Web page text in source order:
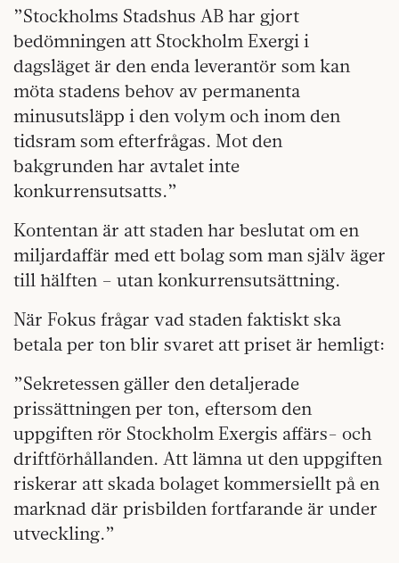
”Stockholms Stadshus AB har gjort
bedömningen att Stockholm Exergi i
dagsläget är den enda leverantör som kan
möta stadens behov av permanenta
minusutsläpp i den volym och inom den
tidsram som efterfrågas. Mot den
bakgrunden har avtalet inte
konkurrensutsatts.”
Kontentan är att staden har beslutat om en
miljardaffär med ett bolag som man själv äger
till hälften – utan konkurrensutsättning.
När Fokus frågar vad staden faktiskt ska
betala per ton blir svaret att priset är hemligt:
”Sekretessen gäller den detaljerade
prissättningen per ton, eftersom den
uppgiften rör Stockholm Exergis affärs- och
driftförhållanden. Att lämna ut den uppgiften
riskerar att skada bolaget kommersiellt på en
marknad där prisbilden fortfarande är under
utveckling.”